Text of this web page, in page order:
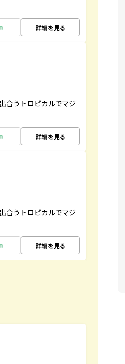
詳細を見る
合うトロピカルでマジ
詳細を見る
合うトロピカルでマジ
詳細を見る